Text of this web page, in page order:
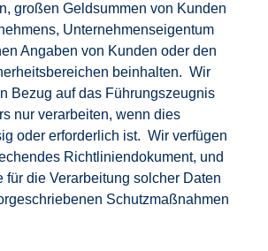
großen Geldsummen von Kunden
Unternehmenseigentum
Angaben von Kunden oder den
beinhalten. Wir
Bezug auf das Führungszeugnis
nur verarbeiten, wenn dies
oder erforderlich ist. Wir verfügen
Richtliniendokument, und
für die Verarbeitung solcher Daten
Schutzmaßnahmen